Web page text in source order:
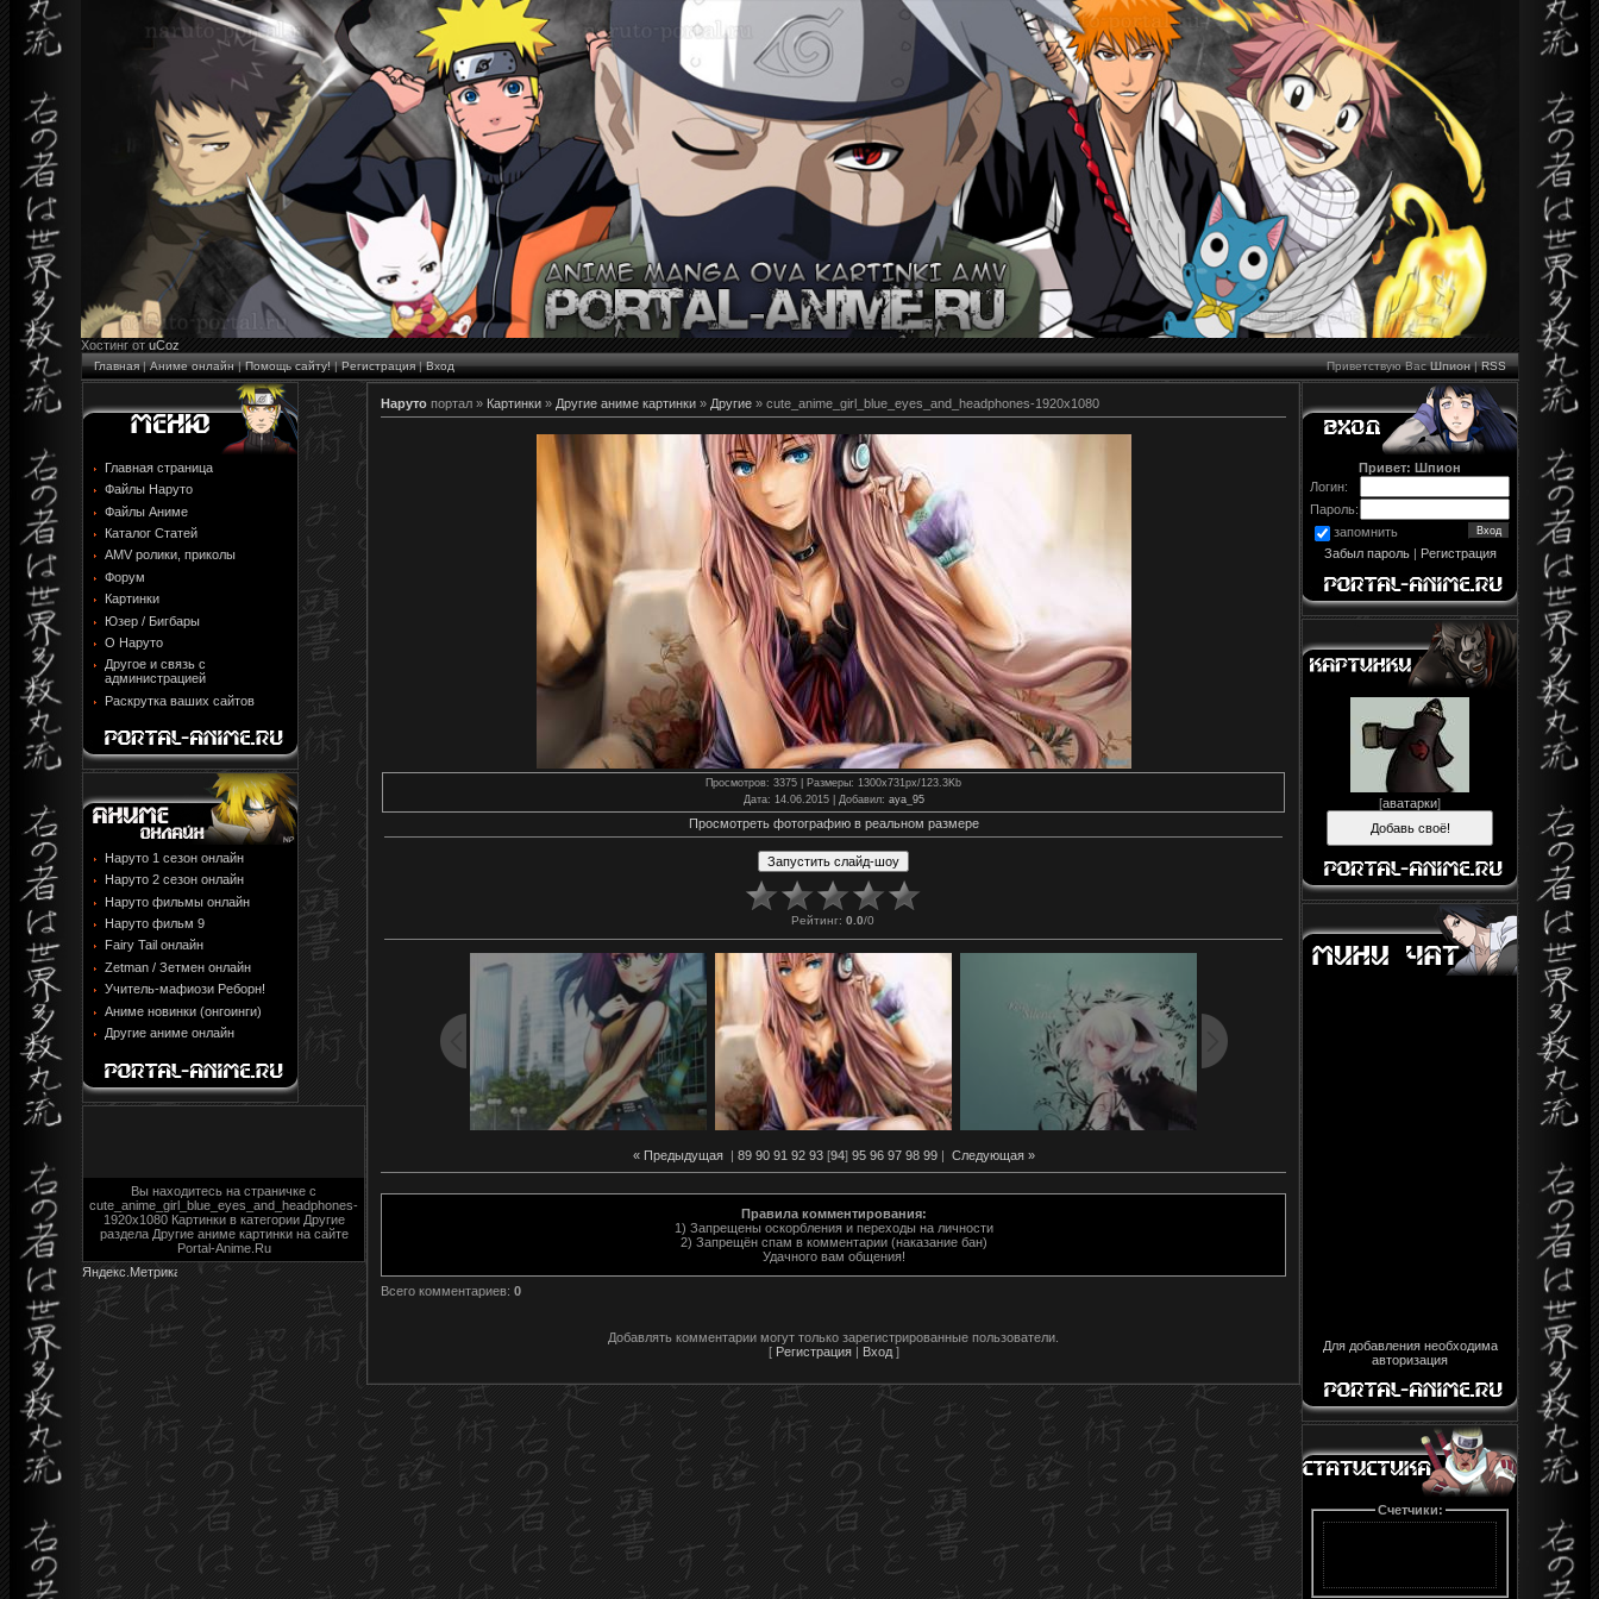
Хостинг от uCoz
Главная|Аниме онлайн|Помощь сайту!|Регистрация|Вход Приветствую Вас Шпион|RSS
Главная страница
Файлы Наруто
Файлы Аниме
Каталог Статей
AMV ролики, приколы
Форум
Картинки
Юзер / Бигбары
О Наруто
Другое и связь с
администрацией
Раскрутка ваших сайтов
Наруто 1 сезон онлайн
Наруто 2 сезон онлайн
Наруто фильмы онлайн
Наруто фильм 9
Fairy Tail онлайн
Zetman / Зетмен онлайн
Учитель-мафиози Реборн!
Аниме новинки (онгоинги)
Другие аниме онлайн
Вы находитесь на страничке с
cute_anime_girl_blue_eyes_and_headphones-
1920x1080 Картинки в категории Другие
раздела Другие аниме картинки на сайте
Portal-Anime.Ru
Наруто портал » Картинки » Другие аниме картинки » Другие » cute_anime_girl_blue_eyes_and_headphones-1920x1080
Просмотров: 3375 | Размеры: 1300x731px/123.3Kb
Дата: 14.06.2015 | Добавил: aya_95
Просмотреть фотографию в реальном размере
Рейтинг: 0.0/0
« Предыдущая| 89 90 91 92 93[94] 95 96 97 98 99| Следующая »
Правила комментирования:
1) Запрещены оскорбления и переходы на личности
2) Запрещён спам в комментарии (наказание бан)
Удачного вам общения!
Всего комментариев: 0
Добавлять комментарии могут только зарегистрированные пользователи.
[ Регистрация| Вход]
Привет: Шпион
Логин:
Пароль:
запомнить
Забыл пароль| Регистрация
[аватарки]
Для добавления необходима
авторизация
Счетчики: